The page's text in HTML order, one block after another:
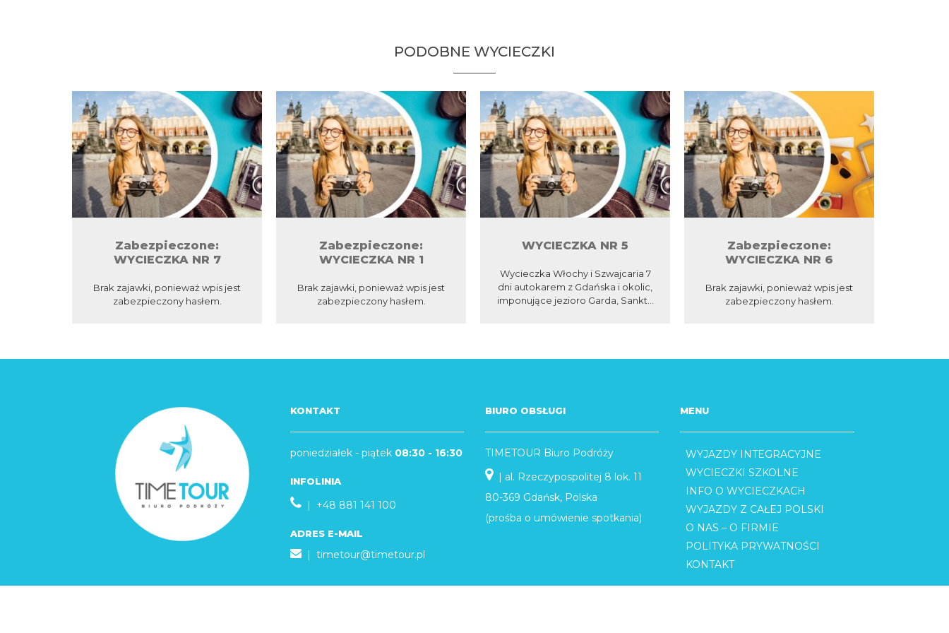
PODOBNE WYCIECZKI
Zabezpieczone:
WYCIECZKA NR 7
Brak zajawki, ponieważ wpis jest
zabezpieczony hasłem.
Zabezpieczone:
WYCIECZKA NR 1
Brak zajawki, ponieważ wpis jest
zabezpieczony hasłem.
WYCIECZKA NR 5
Wycieczka Włochy i Szwajcaria 7
dni autokarem z Gdańska i okolic,
imponujące jezioro Garda, Sankt...
Zabezpieczone:
WYCIECZKA NR 6
Brak zajawki, ponieważ wpis jest
zabezpieczony hasłem.
KONTAKT
poniedziałek - piątek 08:30 - 16:30
INFOLINIA
| +48 881 141 100
ADRES E-MAIL
| timetour@timetour.pl
BIURO OBSŁUGI
TIMETOUR Biuro Podróży
| al. Rzeczypospolitej 8 lok. 11
80-369 Gdańsk, Polska
(prośba o umówienie spotkania)
MENU
WYJAZDY INTEGRACYJNE
WYCIECZKI SZKOLNE
INFO O WYCIECZKACH
WYJAZDY Z CAŁEJ POLSKI
O NAS – O FIRMIE
POLITYKA PRYWATNOŚCI
KONTAKT